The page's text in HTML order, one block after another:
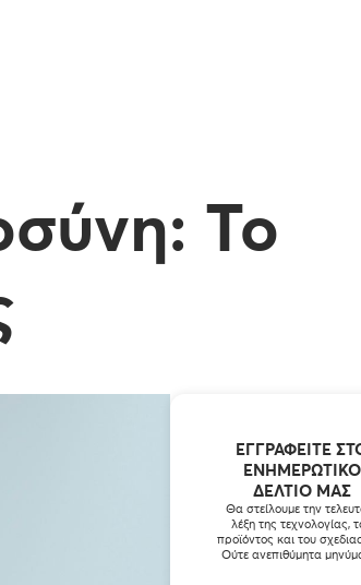
Το
ΕΓΓΡΑΦΕΊΤΕ
ΕΝΗΜΕΡΩΤΙΚΌ
ΔΕΛΤΊΟ ΜΑΣ
Θα στείλουμε την
λέξη της τεχνολογίας,
προϊόντος και του
Ούτε ανεπιθύμητα